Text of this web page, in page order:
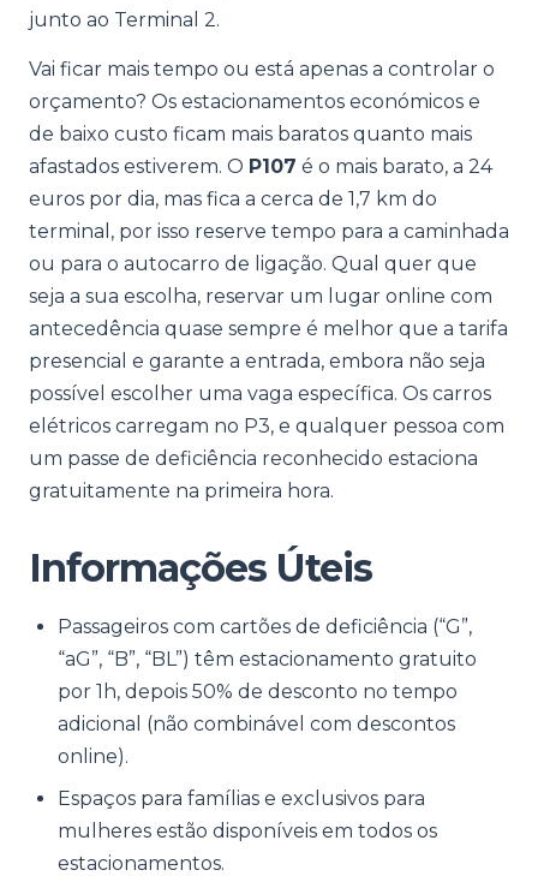
junto ao Terminal 2.
Vai ficar mais tempo ou está apenas a controlar o
orçamento? Os estacionamentos económicos e
de baixo custo ficam mais baratos quanto mais
afastados estiverem. O P107 é o mais barato, a 24
euros por dia, mas fica a cerca de 1,7 km do
terminal, por isso reserve tempo para a caminhada
ou para o autocarro de ligação. Qual quer que
seja a sua escolha, reservar um lugar online com
antecedência quase sempre é melhor que a tarifa
presencial e garante a entrada, embora não seja
possível escolher uma vaga específica. Os carros
elétricos carregam no P3, e qualquer pessoa com
um passe de deficiência reconhecido estaciona
gratuitamente na primeira hora.
Informações Úteis
Passageiros com cartões de deficiência (“G”,
“aG”, “B”, “BL”) têm estacionamento gratuito
por 1h, depois 50% de desconto no tempo
adicional (não combinável com descontos
online).
Espaços para famílias e exclusivos para
mulheres estão disponíveis em todos os
estacionamentos.